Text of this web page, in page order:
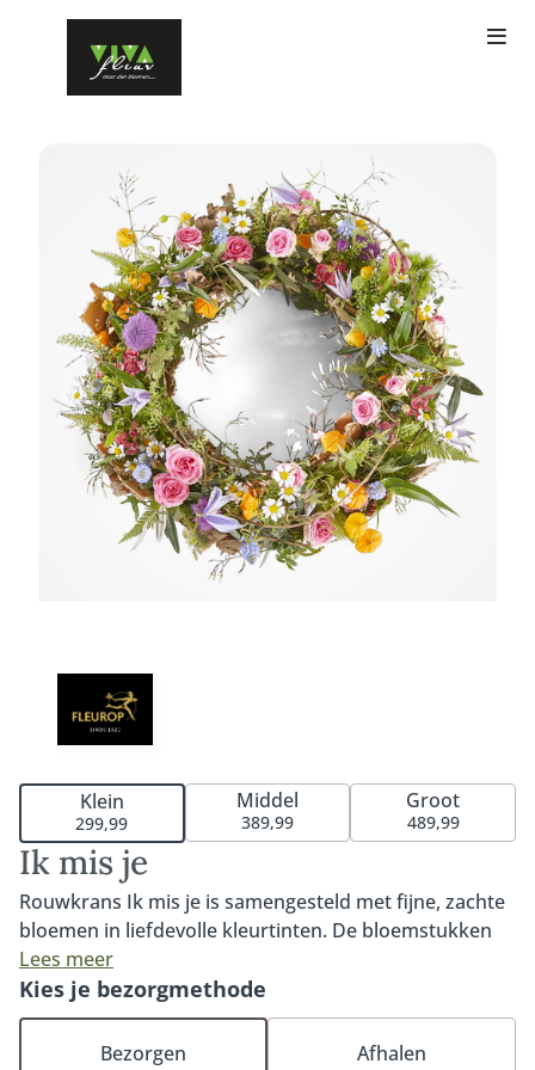
Ik mis je
Rouwkrans Ik mis je is samengesteld met fijne, zachte
bloemen in liefdevolle kleurtinten. De bloemstukken
zijn los en verfijnd opgestoken in een moderne stijl. De
rouwkrans is verkrijgbaar in 40cm, 60cm of 80cm. Een
rouwkrans is een mooie en symbolische bindvorm die
staat voor oneindigheid. De krans kan bij, tegen of
Lees meer
Klein
299,99
Middel
389,99
Groot
489,99
Kies je bezorgmethode
Bezorgen Afhalen